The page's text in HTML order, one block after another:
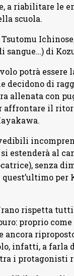
a riabilitare le
scuola.
sangue…) di
potrà essere
decidono di
allenata con
affrontare il
estenderà al
senza
per
rispetta
proprio
infatti, a farla
i protagonisti